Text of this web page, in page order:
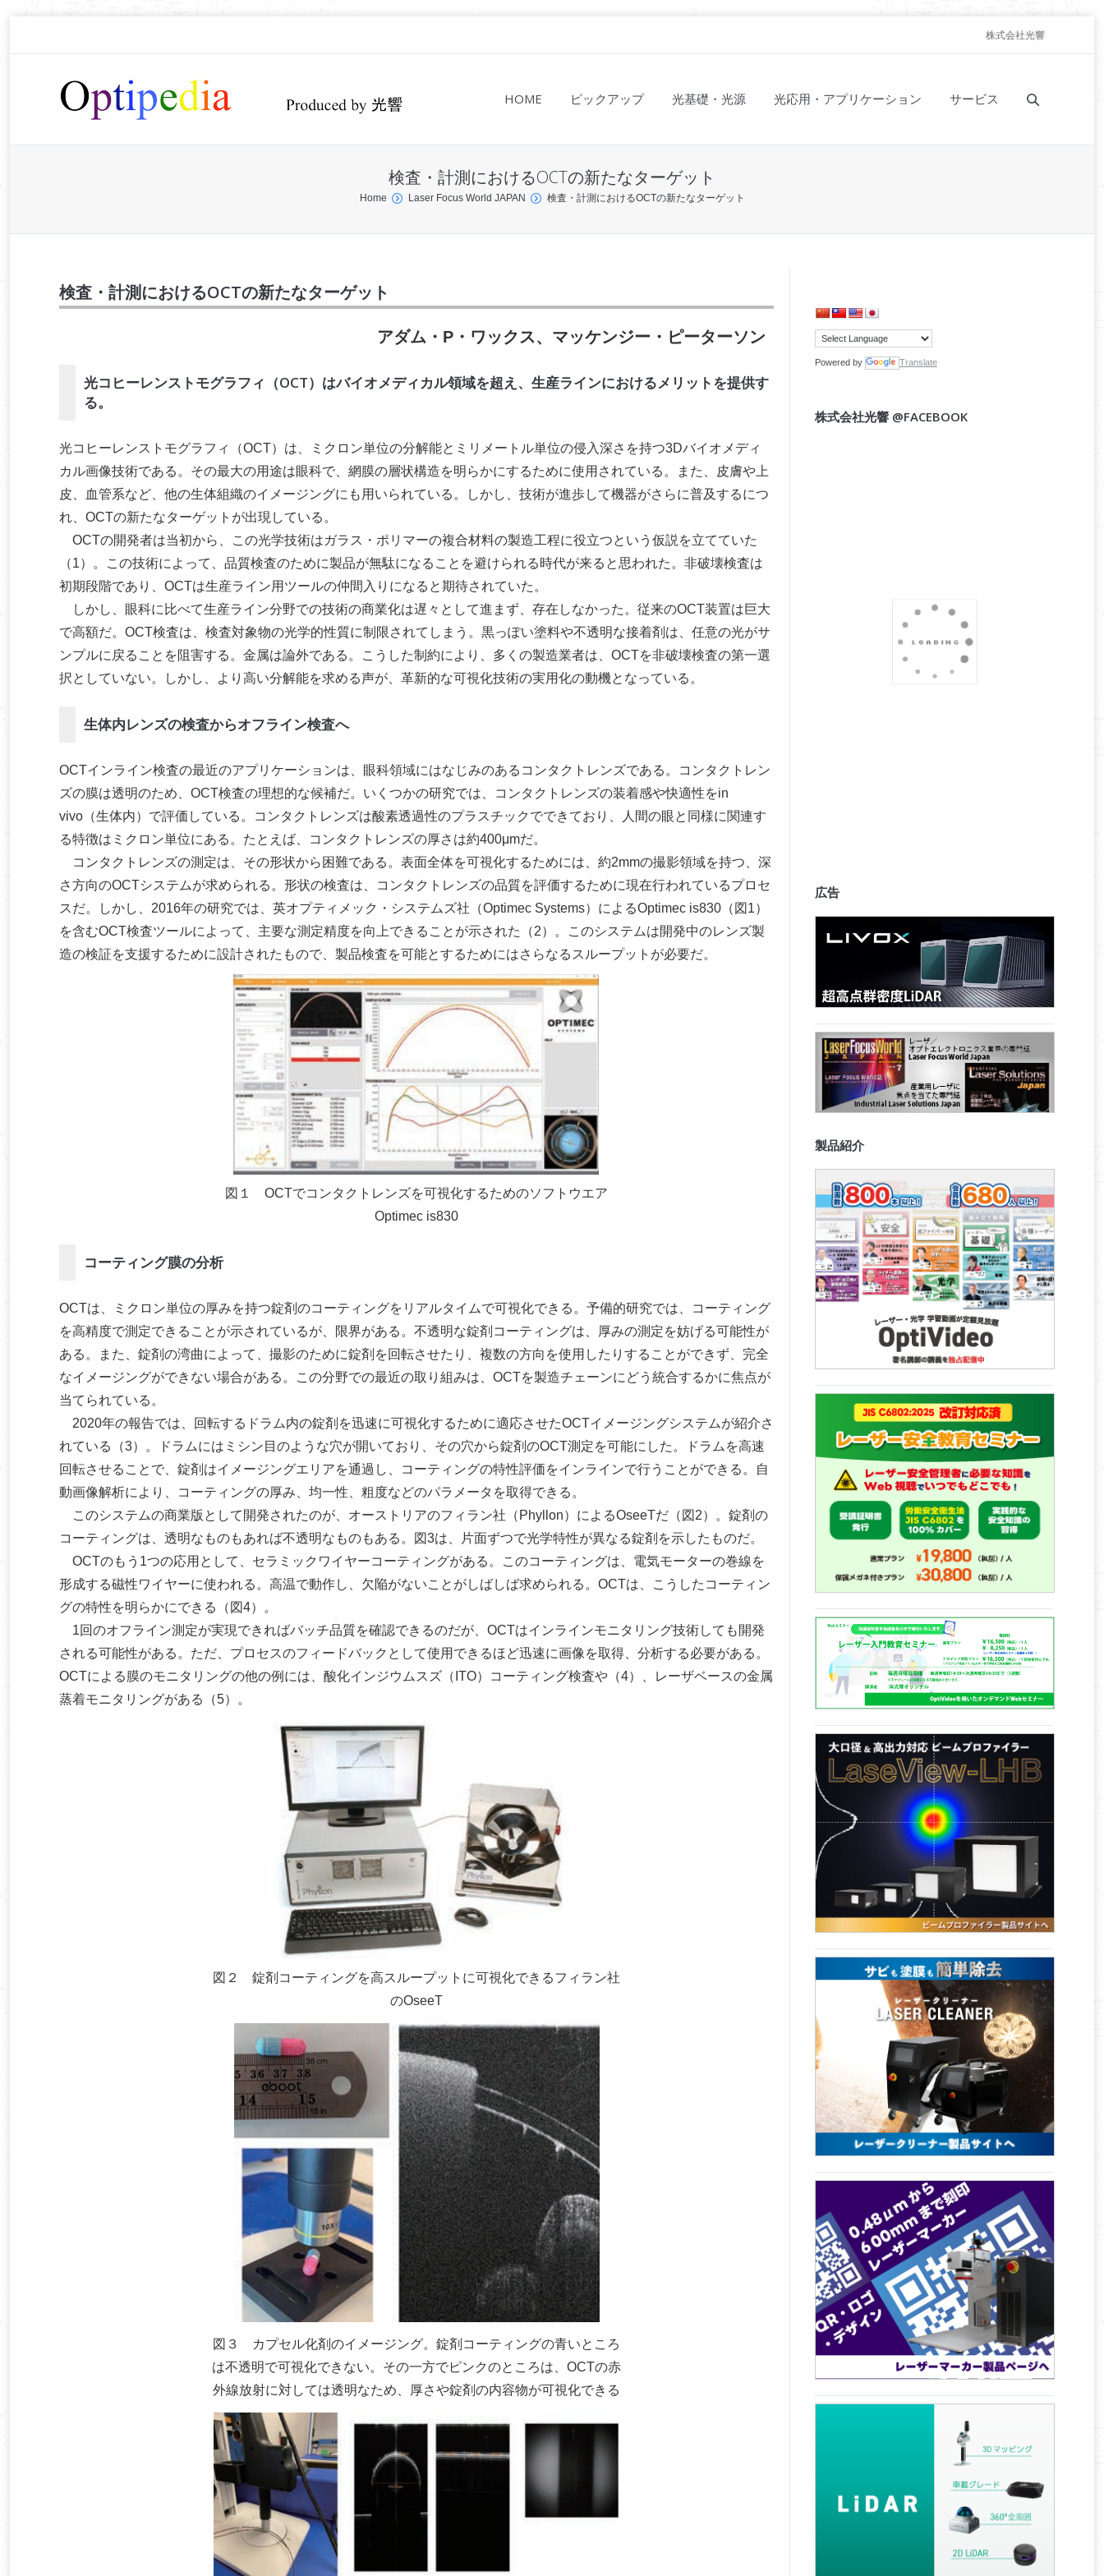
株式会社光響
HOME ピックアップ 光基礎・光源 光応用・アプリケーション サービス
検査・計測におけるOCTの新たなターゲット
Home Laser Focus World JAPAN 検査・計測におけるOCTの新たなターゲット
検査・計測におけるOCTの新たなターゲット
アダム・P・ワックス、マッケンジー・ピーターソン
光コヒーレンストモグラフィ（OCT）はバイオメディカル領域を超え、生産ラインにおけるメリットを提供す
る。
光コヒーレンストモグラフィ（OCT）は、ミクロン単位の分解能とミリメートル単位の侵入深さを持つ3Dバイオメディ
カル画像技術である。その最大の用途は眼科で、網膜の層状構造を明らかにするために使用されている。また、皮膚や上
皮、血管系など、他の生体組織のイメージングにも用いられている。しかし、技術が進歩して機器がさらに普及するにつ
れ、OCTの新たなターゲットが出現している。
OCTの開発者は当初から、この光学技術はガラス・ポリマーの複合材料の製造工程に役立つという仮説を立てていた
（1）。この技術によって、品質検査のために製品が無駄になることを避けられる時代が来ると思われた。非破壊検査は
初期段階であり、OCTは生産ライン用ツールの仲間入りになると期待されていた。
しかし、眼科に比べて生産ライン分野での技術の商業化は遅々として進まず、存在しなかった。従来のOCT装置は巨大
で高額だ。OCT検査は、検査対象物の光学的性質に制限されてしまう。黒っぽい塗料や不透明な接着剤は、任意の光がサ
ンプルに戻ることを阻害する。金属は論外である。こうした制約により、多くの製造業者は、OCTを非破壊検査の第一選
択としていない。しかし、より高い分解能を求める声が、革新的な可視化技術の実用化の動機となっている。
生体内レンズの検査からオフライン検査へ
OCTインライン検査の最近のアプリケーションは、眼科領域にはなじみのあるコンタクトレンズである。コンタクトレン
ズの膜は透明のため、OCT検査の理想的な候補だ。いくつかの研究では、コンタクトレンズの装着感や快適性をin
vivo（生体内）で評価している。コンタクトレンズは酸素透過性のプラスチックでできており、人間の眼と同様に関連す
る特徴はミクロン単位にある。たとえば、コンタクトレンズの厚さは約400μmだ。
コンタクトレンズの測定は、その形状から困難である。表面全体を可視化するためには、約2mmの撮影領域を持つ、深
さ方向のOCTシステムが求められる。形状の検査は、コンタクトレンズの品質を評価するために現在行われているプロセ
スだ。しかし、2016年の研究では、英オプティメック・システムズ社（Optimec Systems）によるOptimec is830（図1）
を含むOCT検査ツールによって、主要な測定精度を向上できることが示された（2）。このシステムは開発中のレンズ製
造の検証を支援するために設計されたもので、製品検査を可能とするためにはさらなるスループットが必要だ。
図１ OCTでコンタクトレンズを可視化するためのソフトウエア
Optimec is830
コーティング膜の分析
OCTは、ミクロン単位の厚みを持つ錠剤のコーティングをリアルタイムで可視化できる。予備的研究では、コーティング
を高精度で測定できることが示されているが、限界がある。不透明な錠剤コーティングは、厚みの測定を妨げる可能性が
ある。また、錠剤の湾曲によって、撮影のために錠剤を回転させたり、複数の方向を使用したりすることができず、完全
なイメージングができない場合がある。この分野での最近の取り組みは、OCTを製造チェーンにどう統合するかに焦点が
当てられている。
2020年の報告では、回転するドラム内の錠剤を迅速に可視化するために適応させたOCTイメージングシステムが紹介さ
れている（3）。ドラムにはミシン目のような穴が開いており、その穴から錠剤のOCT測定を可能にした。ドラムを高速
回転させることで、錠剤はイメージングエリアを通過し、コーティングの特性評価をインラインで行うことができる。自
動画像解析により、コーティングの厚み、均一性、粗度などのパラメータを取得できる。
このシステムの商業版として開発されたのが、オーストリアのフィラン社（Phyllon）によるOseeTだ（図2）。錠剤の
コーティングは、透明なものもあれば不透明なものもある。図3は、片面ずつで光学特性が異なる錠剤を示したものだ。
OCTのもう1つの応用として、セラミックワイヤーコーティングがある。このコーティングは、電気モーターの巻線を
形成する磁性ワイヤーに使われる。高温で動作し、欠陥がないことがしばしば求められる。OCTは、こうしたコーティン
グの特性を明らかにできる（図4）。
1回のオフライン測定が実現できればバッチ品質を確認できるのだが、OCTはインラインモニタリング技術しても開発
される可能性がある。ただ、プロセスのフィードバックとして使用できるほど迅速に画像を取得、分析する必要がある。
OCTによる膜のモニタリングの他の例には、酸化インジウムスズ（ITO）コーティング検査や（4）、レーザベースの金属
蒸着モニタリングがある（5）。
図２ 錠剤コーティングを高スループットに可視化できるフィラン社
のOseeT
図３ カプセル化剤のイメージング。錠剤コーティングの青いところ
は不透明で可視化できない。その一方でピンクのところは、OCTの赤
外線放射に対しては透明なため、厚さや錠剤の内容物が可視化できる
Powered by Translate
株式会社光響 @FACEBOOK
広告
製品紹介